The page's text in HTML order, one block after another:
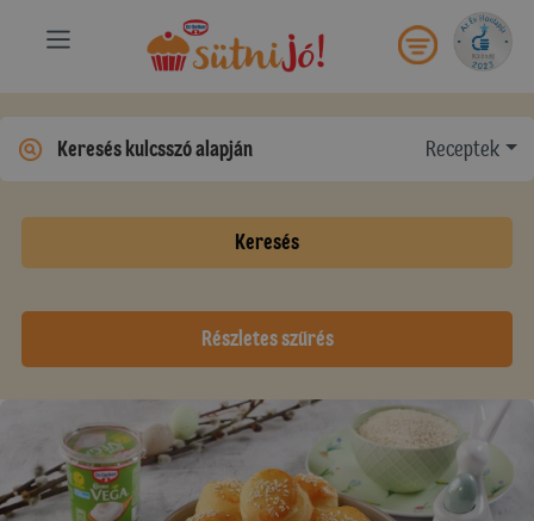
Receptek
Keresés
Részletes szűrés